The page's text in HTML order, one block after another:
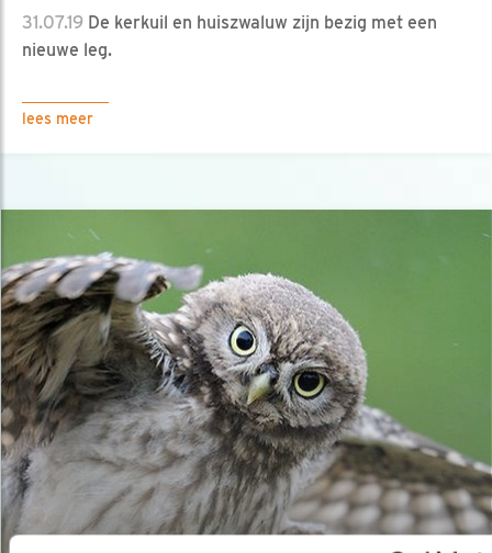
31.07.19 De kerkuil en huiszwaluw zijn bezig met een
nieuwe leg.
lees meer